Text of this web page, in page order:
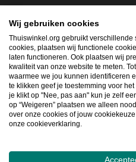
innovatievere toekomst. Dus
shoppen slimmer.
Lid worden
Snel navigeren
Wij gebruiken cookies
Thuiswinkel.org gebruikt
cookies, plaatsen wij functionele
laten functioneren. Ook plaatsen wij
kwaliteit van onze website te meten.
waarmee we jou kunnen identificeren
te klikken geef je toestemming voor
je klikt op "Nee, pas aan" kun je zelf
op “Weigeren” plaatsen we alleen
over onze cookies of jouw
onze cookieverklaring.